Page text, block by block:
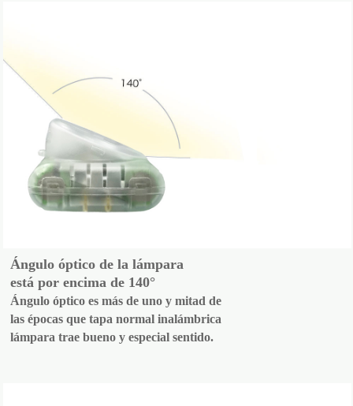
Ángulo óptico de la lámpara
está por encima de 140°
Ángulo óptico es más de uno y mitad de
las épocas que tapa normal inalámbrica
lámpara trae bueno y especial sentido.